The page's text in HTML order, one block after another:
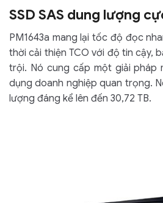
SSD SAS dung lượng
PM1643a mang lại tốc độ đọc
thời cải thiện TCO với độ tin cậy,
trội. Nó cung cấp một giải pháp
dụng doanh nghiệp quan trọng.
lượng đáng kể lên đến 30,72 TB.